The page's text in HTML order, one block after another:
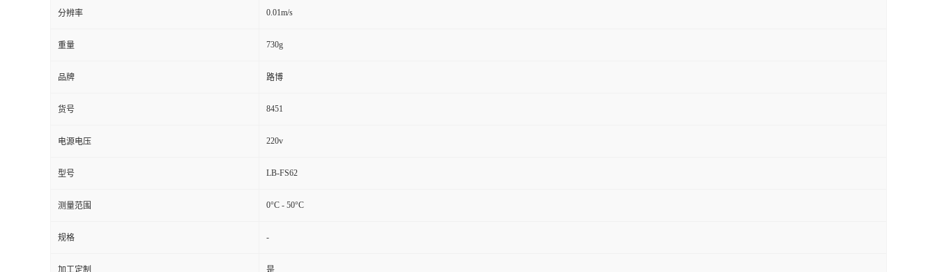
分辨率 0.01m/s
重量 730g
品牌 路博
货号 8451
电源电压 220v
型号 LB-FS62
测量范围 0°C - 50°C
规格 -
加工定制 是